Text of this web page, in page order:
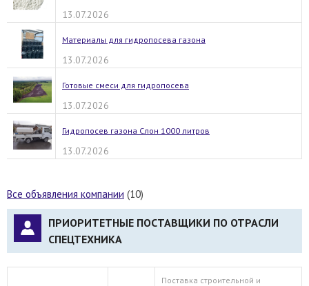
13.07.2026
Материалы для гидропосева газона
13.07.2026
Готовые смеси для гидропосева
13.07.2026
Гидропосев газона Слон 1000 литров
13.07.2026
Все объявления компании (10)
ПРИОРИТЕТНЫЕ ПОСТАВЩИКИ ПО ОТРАСЛИ
СПЕЦТЕХНИКА
Поставка строительной и